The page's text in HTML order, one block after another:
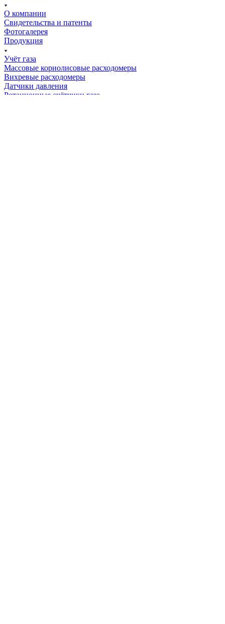
О компании
Свидетельства и патенты
Фотогалерея
Продукция
Учёт газа
Массовые кориолисовые расходомеры
Вихревые расходомеры
Датчики давления
Ротационные счётчики газа